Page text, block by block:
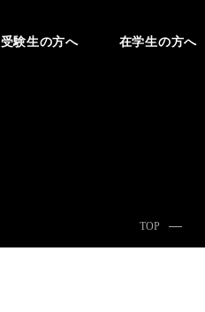
受験生の方へ 在学生の方へ
TOP